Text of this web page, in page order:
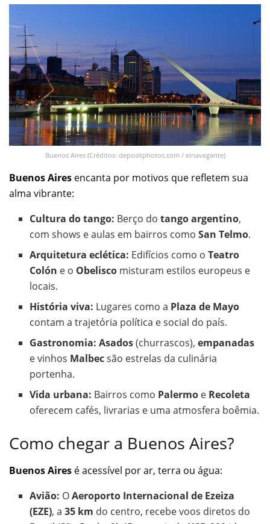
Buenos Aires (Créditos: depositphotos.com / elnavegante)
Buenos Aires encanta por motivos que refletem sua
alma vibrante:
Cultura do tango: Berço dotango argentino,
com shows e aulas em bairros comoSan Telmo.
Arquitetura eclética: Edifícios como oTeatro
Colón e o Obelisco misturam estilos europeus e
locais.
História viva: Lugares como a Plaza de Mayo
contam a trajetória política e social do país.
Gastronomia: Asados(churrascos),empanadas
e vinhos Malbecsão estrelas da culinária
portenha.
Vida urbana: Bairros como Palermo e Recoleta
oferecem cafés, livrarias e uma atmosfera boêmia.
Como chegar a Buenos Aires?
Buenos Aires é acessível por ar, terra ou água:
Avião: OAeroporto Internacional de Ezeiza
(EZE), a35 km do centro, recebe voos diretos do